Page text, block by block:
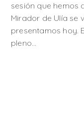
sesión que hemos
Mirador de Ulía se
presentamos hoy.
pleno…